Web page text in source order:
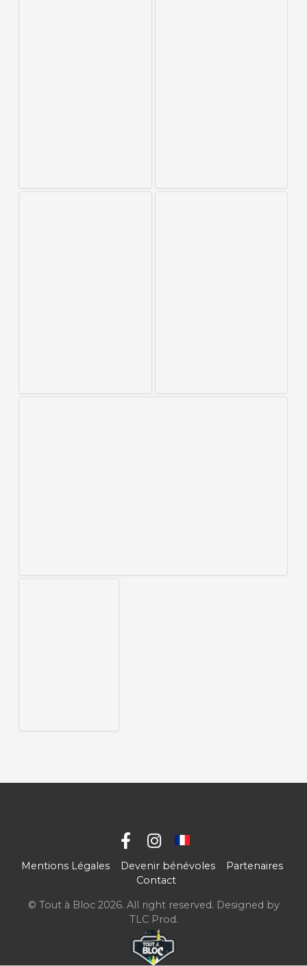
Mentions Légales Devenir bénévoles
Partenaires
Contact
© Tout à Bloc 2026. All right reserved. Designed by
TLC Prod.